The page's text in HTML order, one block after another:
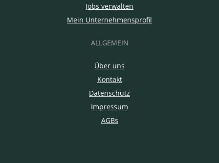
Jobs verwalten
Mein Unternehmensprofil
ALLGEMEIN
Über uns
Kontakt
Datenschutz
Impressum
AGBs